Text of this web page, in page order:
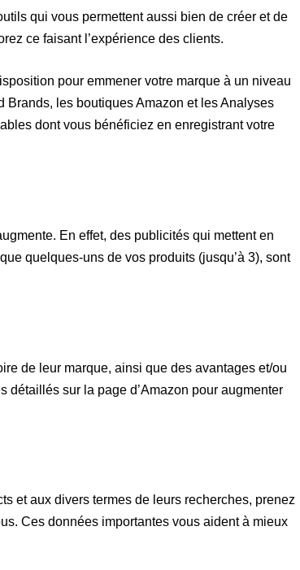
qui vous permettent aussi bien de créer et de
ce faisant l’expérience des clients.
pour emmener votre marque à un niveau
les boutiques Amazon et les Analyses
dont vous bénéficiez en enregistrant votre
En effet, des publicités qui mettent en
quelques-uns de vos produits (jusqu’à 3), sont
de leur marque, ainsi que des avantages et/ou
détaillés sur la page d’Amazon pour augmenter
et aux divers termes de leurs recherches, prenez
Ces données importantes vous aident à mieux